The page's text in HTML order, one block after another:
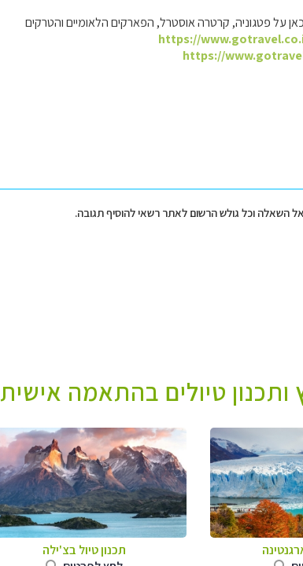
על פטגוניה, קרטרה אוסטרל, הפארקים הלאומיים והטרקים
https://
https://
השאלה וכל גולש הרשום לאתר רשאי להוסיף תגובה.
ותכנון טיולים בהתאמה אישית
תכנון טיול בצ'ילה